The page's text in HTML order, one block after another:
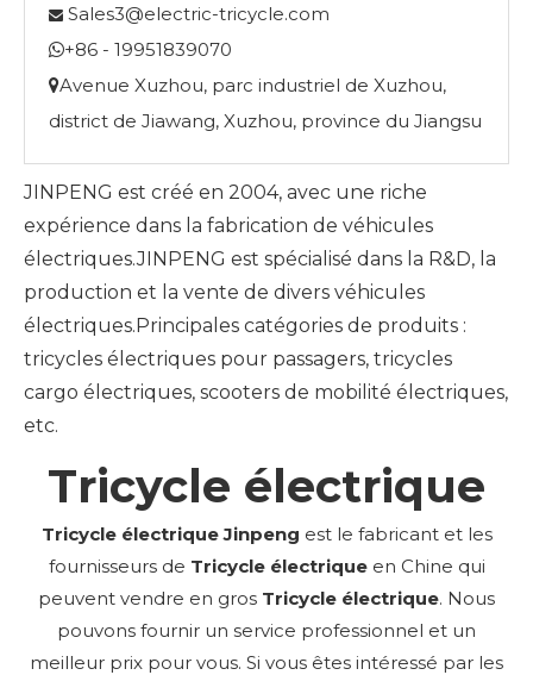
 Sales3@electric-tricycle.com
+86 - 19951839070
Avenue Xuzhou, parc industriel de Xuzhou,
district de Jiawang, Xuzhou, province du Jiangsu
JINPENG est créé en 2004, avec une riche
expérience dans la fabrication de véhicules
électriques.JINPENG est spécialisé dans la R&D, la
production et la vente de divers véhicules
électriques.Principales catégories de produits :
tricycles électriques pour passagers, tricycles
cargo électriques, scooters de mobilité électriques,
etc.
Tricycle électrique
Tricycle électrique Jinpeng est le fabricant et les
fournisseurs de Tricycle électriqueen Chine qui
peuvent vendre en gros Tricycle électrique. Nous
pouvons fournir un service professionnel et un
meilleur prix pour vous. Si vous êtes intéressé par les